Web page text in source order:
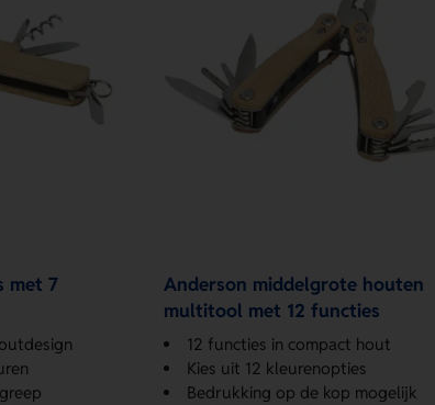
met 7
Anderson middelgrote houten
multitool met 12 functies
12 functies in compact hout
Kies uit 12 kleurenopties
Bedrukking op de kop mogelijk